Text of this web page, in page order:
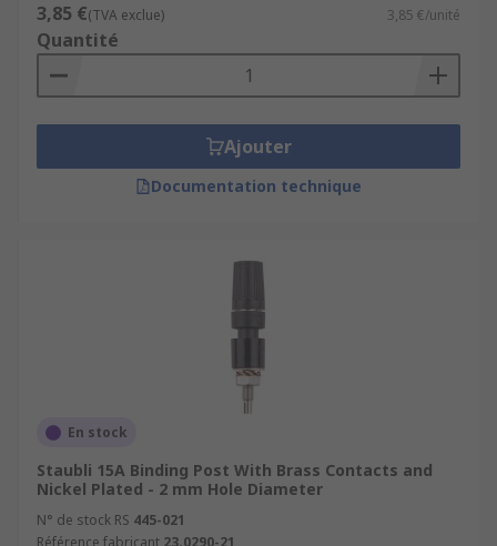
3,85 €(TVA exclue) 3,85 €/unité
Quantité
Ajouter
Documentation technique
En stock
Staubli 15A Binding Post With Brass Contacts and
Nickel Plated - 2 mm Hole Diameter
N° de stock RS 445-021
Référence fabricant 23.0290-21